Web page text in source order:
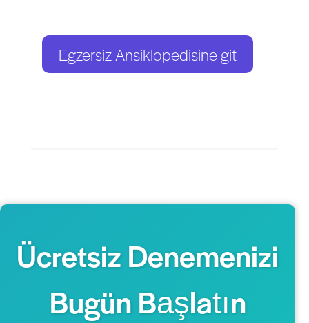
Egzersiz Ansiklopedisine git
Ücretsiz Denemenizi
Bugün Başlatın